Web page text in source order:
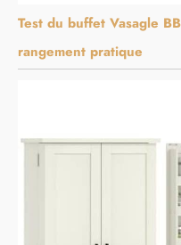
Test du buffet Vasagle
rangement pratique